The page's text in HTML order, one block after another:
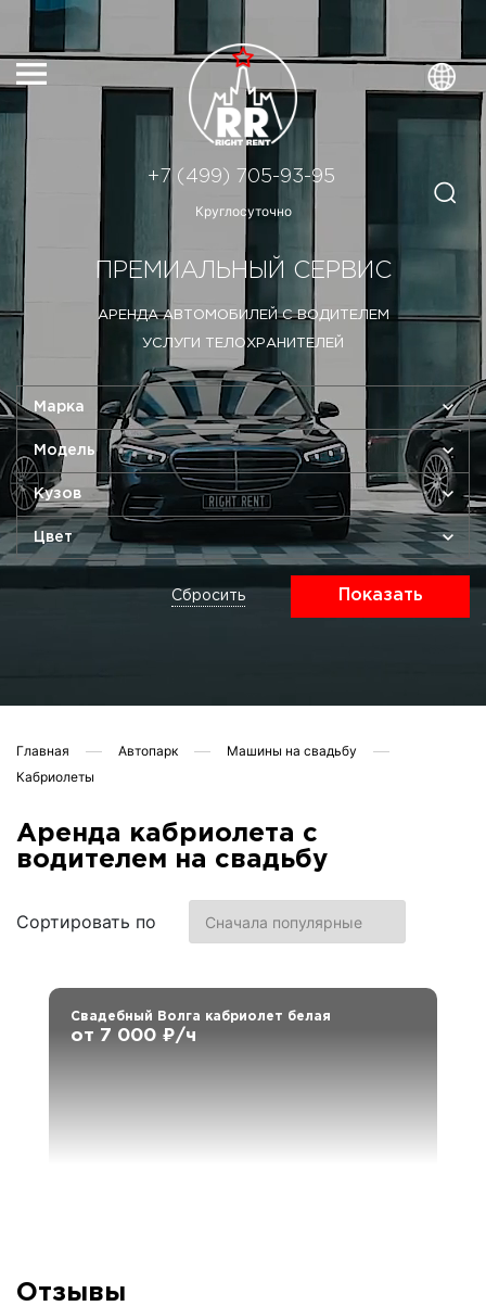
Круглосуточно
+7 (499) 705-93-95
ПРЕМИАЛЬНЫЙ СЕРВИС
АРЕНДА АВТОМОБИЛЕЙ С ВОДИТЕЛЕМ
УСЛУГИ ТЕЛОХРАНИТЕЛЕЙ
Марка
Модель
Кузов
Цвет
Сбросить Показать
Главная Автопарк
Машины на свадьбу
Кабриолеты
Аренда кабриолета с
водителем на свадьбу
Сортировать по
Свадебный Волга кабриолет белая
от 7 000 ₽/ч
Отзывы